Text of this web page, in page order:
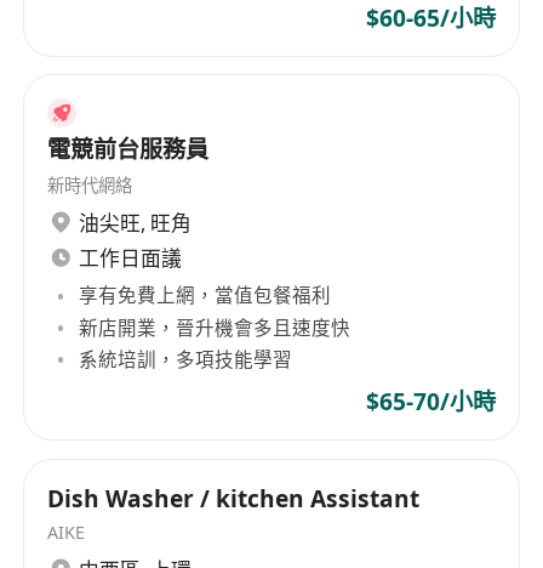
$60-65/小時
電競前台服務員
新時代網絡
油尖旺, 旺角
工作日面議
享有免費上網，當值包餐福利
新店開業，晉升機會多且速度快
系統培訓，多項技能學習
$65-70/小時
Dish Washer / kitchen Assistant
AIKE